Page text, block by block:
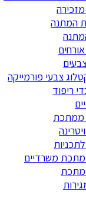
המתנה
צבעי פורמייקה
ריפוד
ממתכת
מתכת משרדיים
מתכת